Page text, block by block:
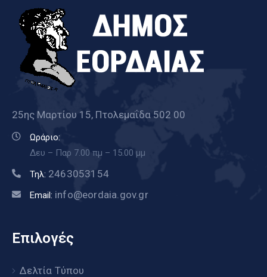
25ης Μαρτίου 15, Πτολεμαΐδα 502 00
Ωράριο:
Δευ – Παρ 7.00 πμ – 15.00 μμ
Τηλ: 2463053154
Email: info@eordaia.gov.gr
Επιλογές
Δελτία Τύπου